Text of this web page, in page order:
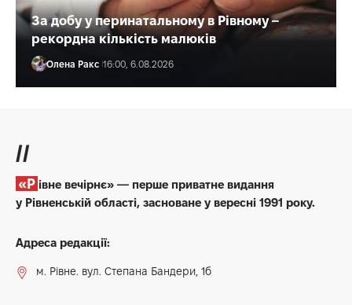
За добу у перинатальному в Рівному –
рекордна кількість малюків
Олена Ракс 16:00, 6.08.2026
//
«Рівне вечірнє» — перше приватне видання
у Рівненській області, засноване у вересні 1991 року.
Адреса редакції:
м. Рівне. вул. Степана Бандери, 1б